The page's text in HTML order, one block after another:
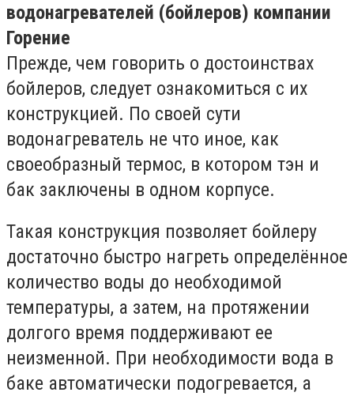
водонагревателей (бойлеров) компании
Горение
Прежде, чем говорить о достоинствах
бойлеров, следует ознакомиться с их
конструкцией. По своей сути
водонагреватель не что иное, как
своеобразный термос, в котором тэн и
бак заключены в одном корпусе.
Такая конструкция позволяет бойлеру
достаточно быстро нагреть определённое
количество воды до необходимой
температуры, а затем, на протяжении
долгого время поддерживают ее
неизменной. При необходимости вода в
баке автоматически подогревается, а